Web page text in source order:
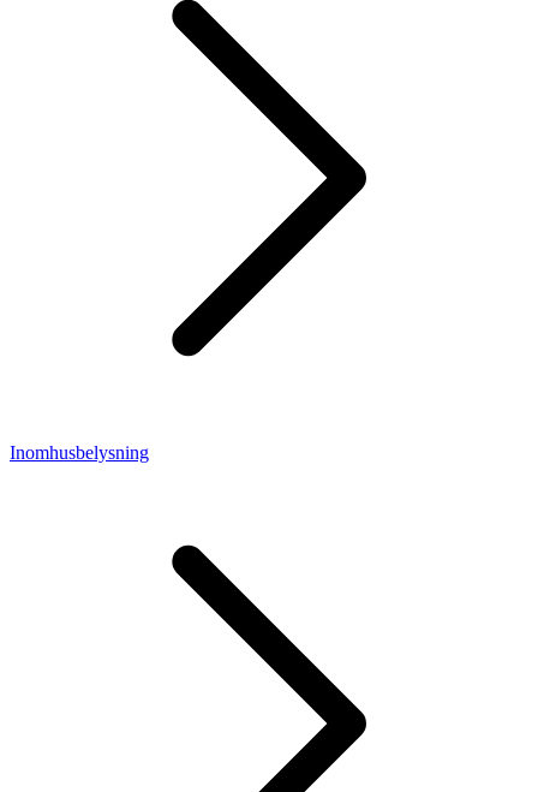
Inomhusbelysning